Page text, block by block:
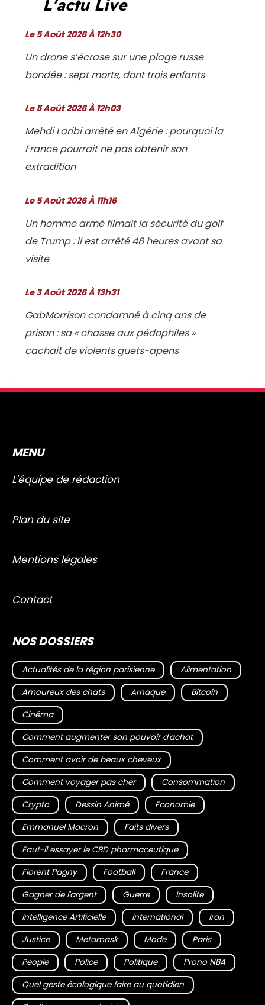
L'actu Live
Un drone s’écrase sur une plage russe
bondée : sept morts, dont trois enfants
Le 5 Août 2026 À 12h30
Mehdi Laribi arrêté en Algérie : pourquoi la
France pourrait ne pas obtenir son
extradition
Le 5 Août 2026 À 12h03
Un homme armé filmait la sécurité du golf
de Trump : il est arrêté 48 heures avant sa
visite
Le 5 Août 2026 À 11h16
GabMorrison condamné à cinq ans de
prison : sa « chasse aux pédophiles »
cachait de violents guets-apens
Le 3 Août 2026 À 13h31
MENU
L'équipe de rédaction
Plan du site
Mentions légales
Contact
NOS DOSSIERS
Actualités de la région parisienne
Alimentation
Amoureux des chats
Arnaque
Bitcoin
Cinéma
Comment augmenter son pouvoir d'achat
Comment avoir de beaux cheveux
Comment voyager pas cher
Consommation
Crypto
Dessin Animé
Economie
Emmanuel Macron
Faits divers
Faut-il essayer le CBD pharmaceutique
Florent Pagny
Football
France
Gagner de l'argent
Guerre
Insolite
Intelligence Artificielle
International
Iran
Justice
Metamask Mode
Paris
People
Police Politique
Prono NBA
Quel geste écologique faire au quotidien